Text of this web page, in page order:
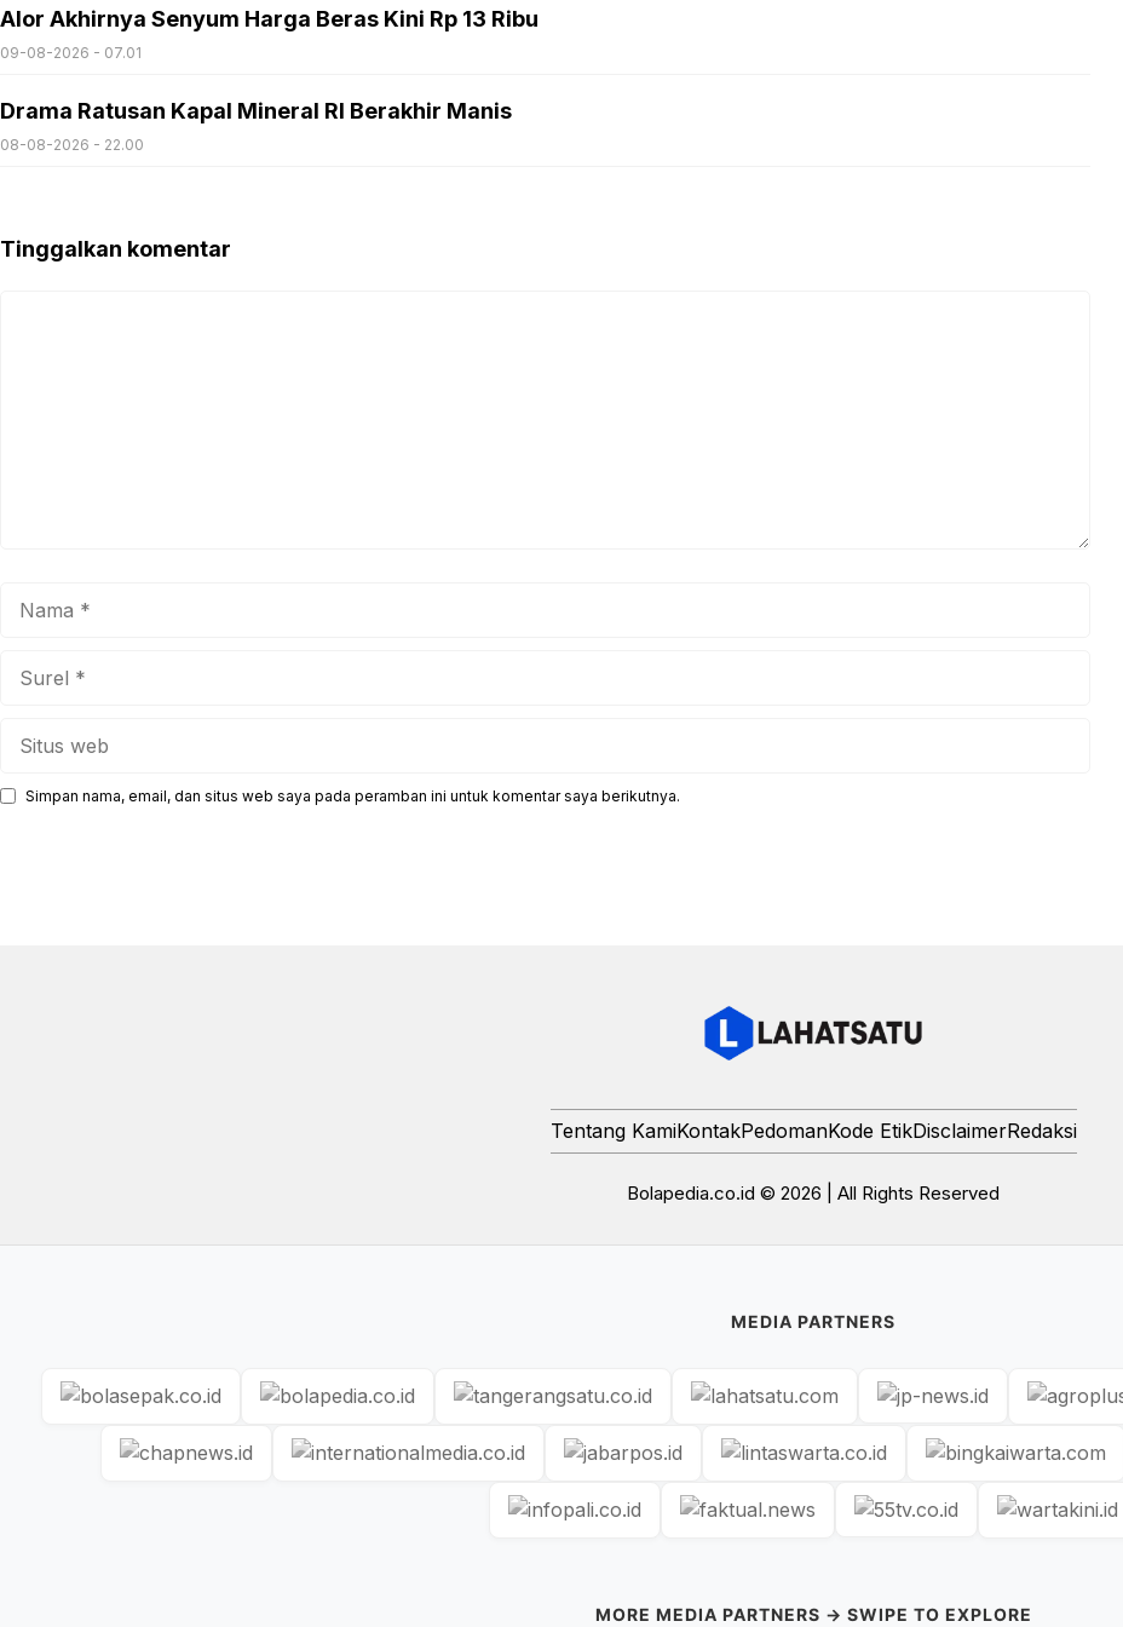
Alor Akhirnya Senyum Harga Beras Kini Rp 13 Ribu
09-08-2026 - 07.01
Drama Ratusan Kapal Mineral RI Berakhir Manis
08-08-2026 - 22.00
Tinggalkan komentar
Simpan nama, email, dan situs web saya pada peramban ini untuk komentar saya berikutnya.
Tentang KamiKontakPedomanKode EtikDisclaimerRedaksi
Bolapedia.co.id © 2026 | All Rights Reserved
MEDIA PARTNERS
MORE MEDIA PARTNERS → SWIPE TO EXPLORE